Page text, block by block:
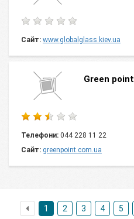
Сайт: www.globalglass.kiev.ua
Green point
Телефони: 044 228 11 22
Сайт: greenpoint.com.ua
1 2 3 4 5